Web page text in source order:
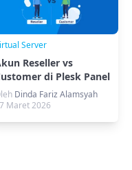
Server
Reseller vs
di Plesk Panel
& Bedanya)
Dinda Fariz Alamsyah
Maret 2026